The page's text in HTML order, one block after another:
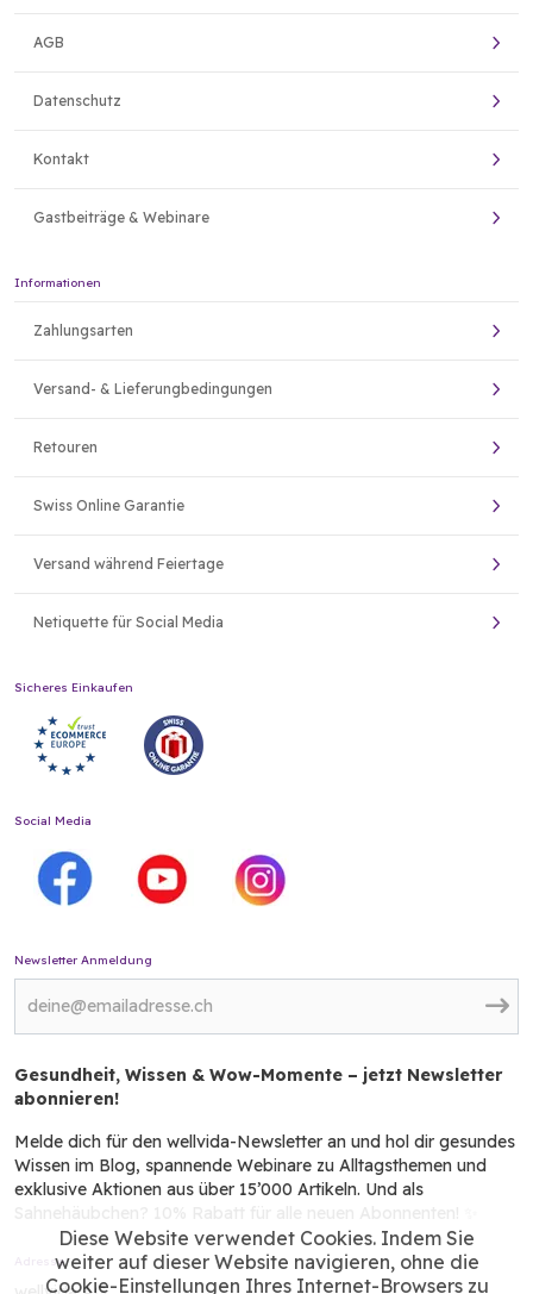
Diese Website verwendet Cookies. Indem Sie
weiter auf dieser Website navigieren, ohne die
Cookie-Einstellungen Ihres Internet-Browsers zu
AGB
Datenschutz
Kontakt
Gastbeiträge & Webinare
Informationen
Zahlungsarten
Versand- & Lieferungbedingungen
Retouren
Swiss Online Garantie
Versand während Feiertage
Netiquette für Social Media
Sicheres Einkaufen
Social Media
Newsletter Anmeldung
Gesundheit, Wissen & Wow-Momente – jetzt Newsletter
abonnieren!
Melde dich für den wellvida-Newsletter an und hol dir gesundes
Wissen im Blog, spannende Webinare zu Alltagsthemen und
exklusive Aktionen aus über 15’000 Artikeln. Und als
Adresse